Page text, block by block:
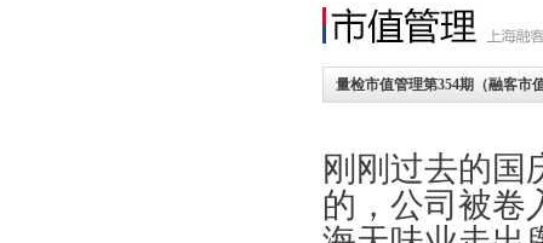
量检市值管理第354期（融客市
刚刚过去的国
的，公司被卷